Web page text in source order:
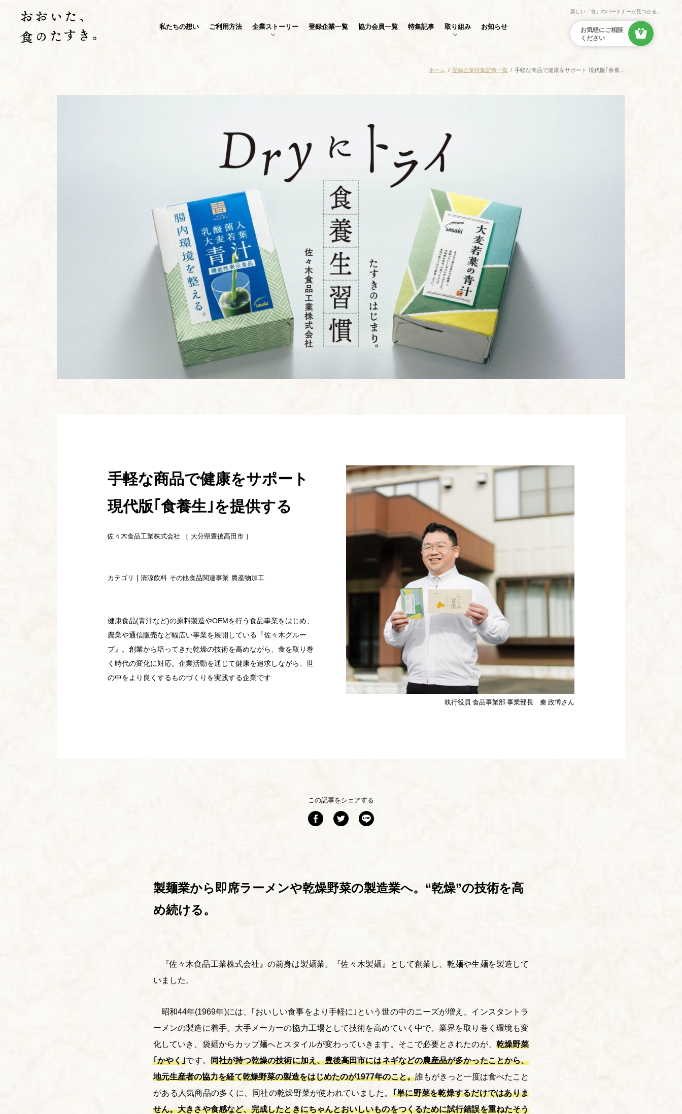
私たちの想い ご利用方法 企業ストーリー 登録企業一覧 協力会員一覧 特集記事 取り組み お知らせ
新しい「食」のパートナーが見つかる。
ホーム 登録企業特集記事一覧 手軽な商品で健康をサポート 現代版｢食養…
手軽な商品で健康をサポート
現代版｢食養生｣を提供する
佐々木食品工業株式会社 ［ 大分県豊後高田市 ］
カテゴリ 清涼飲料 その他食品関連事業 農産物加工
健康食品(青汁など)の原料製造やOEMを行う食品事業をはじめ、
農業や通信販売など幅広い事業を展開している『佐々木グルー
プ』。創業から培ってきた乾燥の技術を高めながら、食を取り巻
く時代の変化に対応。企業活動を通じて健康を追求しながら、世
の中をより良くするものづくりを実践する企業です
執行役員 食品事業部 事業部長 秦 政博さん
この記事をシェアする
製麺業から即席ラーメンや乾燥野菜の製造業へ。“乾燥”の技術を高
め続ける。
『佐々木食品工業株式会社』の前身は製麺業。『佐々木製麺』として創業し、乾麺や生麺を製造して
いました。
昭和44年(1969年)には、｢おいしい食事をより手軽に｣という世の中のニーズが増え、インスタントラ
ーメンの製造に着手。大手メーカーの協力工場として技術を高めていく中で、業界を取り巻く環境も変
化していき、袋麺からカップ麺へとスタイルが変わっていきます。そこで必要とされたのが、 乾燥野菜
｢かやく｣です。 同社が持つ乾燥の技術に加え、豊後高田市にはネギなどの農産品が多かったことから、
地元生産者の協力を経て乾燥野菜の製造をはじめたのが1977年のこと。誰もがきっと一度は食べたこと
がある人気商品の多くに、同社の乾燥野菜が使われていました。 ｢単に野菜を乾燥するだけではありま
せん。大きさや食感など、完成したときにちゃんとおいしいものをつくるために試行錯誤を重ねたそう